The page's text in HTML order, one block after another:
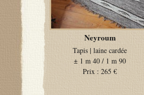
Neyroum
Tapis | laine cardée
± 1 m 40 / 1 m 90
Prix : 265 €